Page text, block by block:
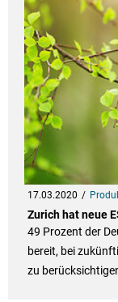
17.03.2020
Zurich hat neue
49 Prozent der
bereit, bei
zu